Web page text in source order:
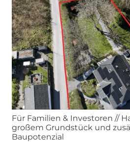
Für Familien & Investoren //
großem Grundstück und
Baupotenzial